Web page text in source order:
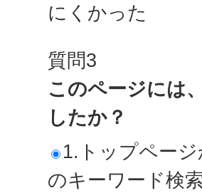
にくかった
質問3
このページには
したか？
1.トップペー
のキーワード検